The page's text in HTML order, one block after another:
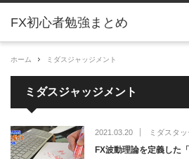
FX初心者勉強まとめ
ホーム ミダスジャッジメント
ミダスジャッジメント
2021.03.20 ミダスタ
FX波動理論を定義した